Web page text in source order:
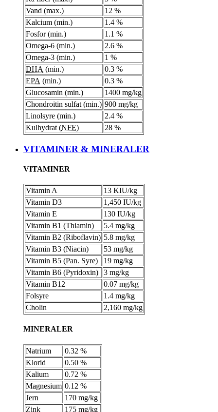
Vand (max.)
12 %
Kalcium (min.)
1.4 %
Fosfor (min.)
1.1 %
Omega-6 (min.)
2.6 %
Omega-3 (min.)
1 %
DHA (min.)
0.3 %
EPA (min.)
0.3 %
Glucosamin (min.)
1400 mg/kg
Chondroitin sulfat (min.) 900 mg/kg
Linolsyre (min.)
2.4 %
Kulhydrat (NFE) 28 %
VITAMINER & MINERALER
VITAMINER
Vitamin A
13 KIU/kg
Vitamin D3
1,450 IU/kg
Vitamin E
130 IU/kg
Vitamin B1 (Thiamin)
5.4 mg/kg
Vitamin B2 (Riboflavin) 5.8 mg/kg
Vitamin B3 (Niacin)
53 mg/kg
Vitamin B5 (Pan. Syre)
19 mg/kg
Vitamin B6 (Pyridoxin)
3 mg/kg
Vitamin B12
0.07 mg/kg
Folsyre
1.4 mg/kg
Cholin
2,160 mg/kg
MINERALER
Natrium
0.32 %
Klorid
0.50 %
Kalium
0.72 %
Magnesium 0.12 %
Jern
170 mg/kg
Zink
175 mg/kg